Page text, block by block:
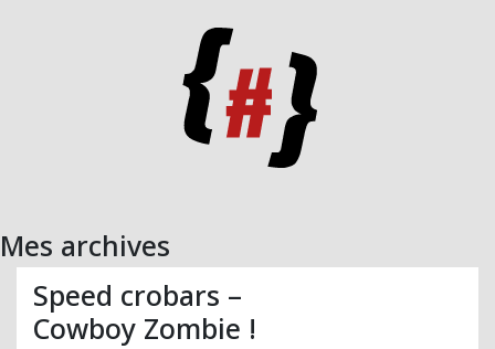
Mes archives
Speed crobars –
Cowboy Zombie !